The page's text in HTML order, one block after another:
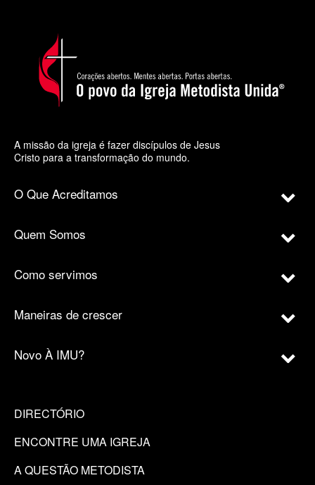
A missão da igreja é fazer discípulos de Jesus
Cristo para a transformação do mundo.
O Que Acreditamos
Quem Somos
Como servimos
Maneiras de crescer
Novo À IMU?
DIRECTÓRIO
ENCONTRE UMA IGREJA
A QUESTÃO METODISTA